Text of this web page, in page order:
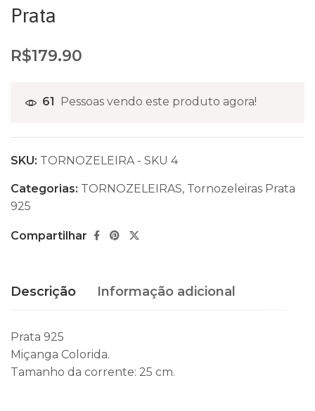
Prata
R$179.90
61 Pessoas vendo este produto agora!
SKU: TORNOZELEIRA - SKU 4
Categorias: TORNOZELEIRAS, Tornozeleiras Prata
925
Compartilhar
Descrição Informação adicional
Prata 925
Miçanga Colorida.
Tamanho da corrente: 25 cm.